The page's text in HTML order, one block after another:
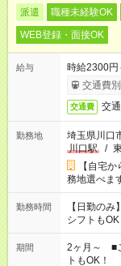
派遣 職種未経験OK
WEB登録・面接OK
給与
時給2300
交通費
交通費 交
勤務地
埼玉県川口
川口駅
/ 東
【自宅
務地選べま
勤務時間
【日勤のみ】9:00
シフトも
「家族とお
など、あな
ーク希望の
期間
2ヶ月～ ■
トもOK！